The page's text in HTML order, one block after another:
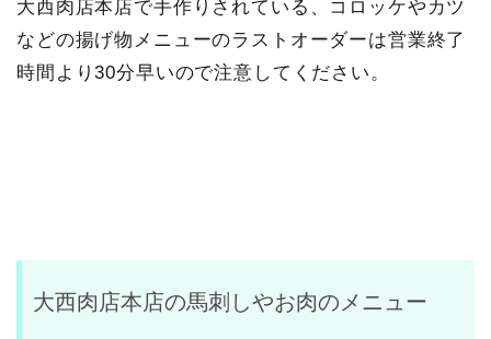
大西肉店本店で手作りされている、コロッケやカツ
などの揚げ物メニューのラストオーダーは営業終了
時間より30分早いので注意してください。
大西肉店本店の馬刺しやお肉のメニュー